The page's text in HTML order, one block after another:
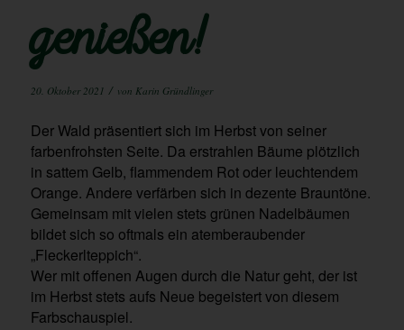
genießen!
20. Oktober 2021 / von Karin Gründlinger
Der Wald präsentiert sich im Herbst von seiner
farbenfrohsten Seite. Da erstrahlen Bäume plötzlich
in sattem Gelb, flammendem Rot oder leuchtendem
Orange. Andere verfärben sich in dezente Brauntöne.
Gemeinsam mit vielen stets grünen Nadelbäumen
bildet sich so oftmals ein atemberaubender
„Fleckerlteppich“.
Wer mit offenen Augen durch die Natur geht, der ist
im Herbst stets aufs Neue begeistert von diesem
Farbschauspiel.